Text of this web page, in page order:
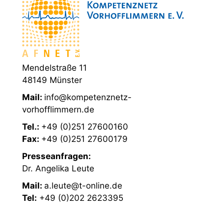
Mendelstraße 11
48149 Münster
Mail: info@kompetenznetz-
vorhofflimmern.de
Tel.: +49 (0)251 27600160
Fax: +49 (0)251 27600179
Presseanfragen:
Dr. Angelika Leute
Mail: a.leute@t-online.de
Tel: +49 (0)202 2623395